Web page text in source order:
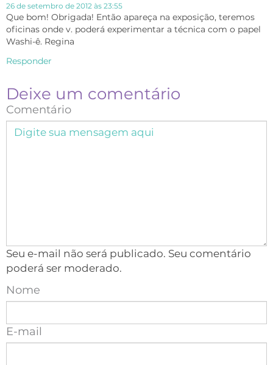
26 de setembro de 2012 às 23:55
Que bom! Obrigada! Então apareça na exposição, teremos
oficinas onde v. poderá experimentar a técnica com o papel
Washi-ê. Regina
Responder
Deixe um comentário
Comentário
Seu e-mail não será publicado. Seu comentário
poderá ser moderado.
Nome
E-mail